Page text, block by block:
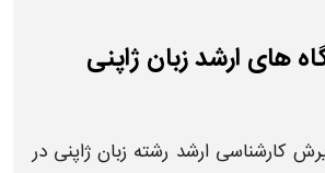
های ارشد زبان ژاپنی
کارشناسی ارشد رشته زبان ژاپنی در